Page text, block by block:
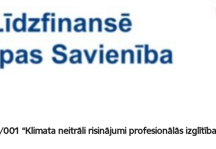
“Klimata neitrāli risinājumi profesionālās